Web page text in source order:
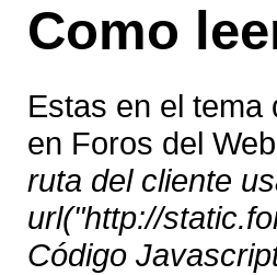
Como
Estas en el tema
en Foros del
ruta del cliente
url("http://
Código